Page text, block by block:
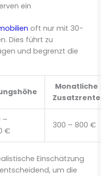
ein
oft nur mit 30-
Dies führt zu
und begrenzt die
Monatliche
Zusatzrente
–
€
300 – 800 €
Einschätzung
um die